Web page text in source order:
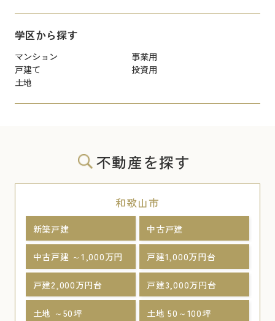
学区から探す
マンション
事業用
戸建て
投資用
土地
不動産を探す
和歌山市
新築戸建 中古戸建
中古戸建 ～1,000万円 戸建1,000万円台
戸建2,000万円台 戸建3,000万円台
土地 ～50坪 土地 50～100坪